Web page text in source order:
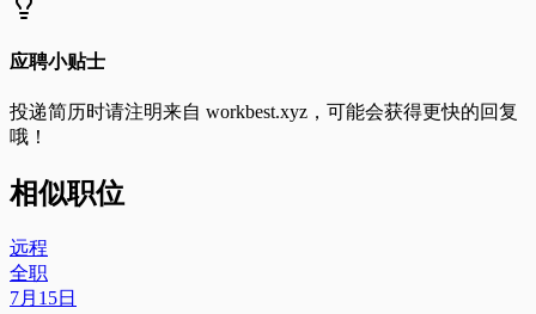
应聘小贴士
投递简历时请注明来自 workbest.xyz ，可能会获得更快的回复
哦！
相似职位
远程
全职
7月15日